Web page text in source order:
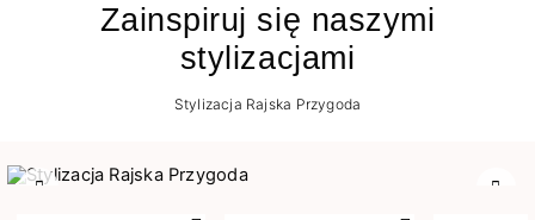
Zainspiruj się naszymi
stylizacjami
Stylizacja Rajska Przygoda